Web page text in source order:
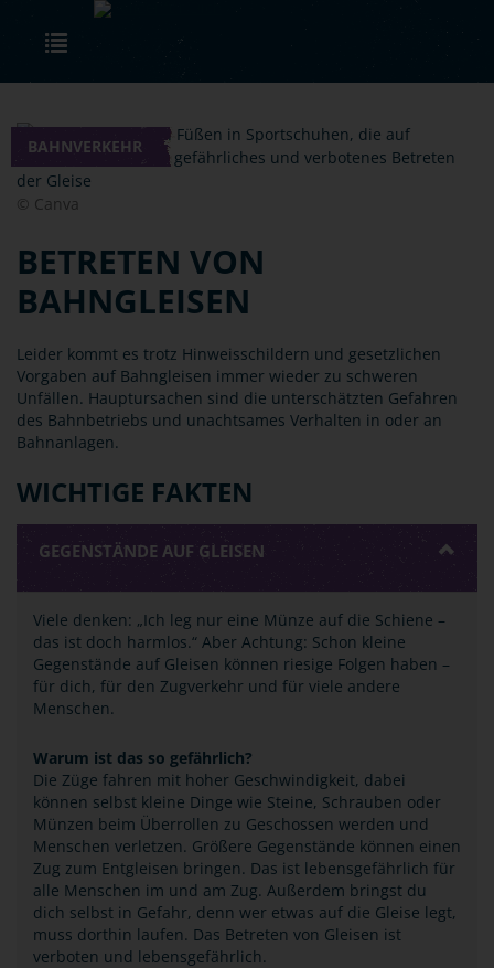
Skip to main content
BAHNVERKEHR
© Canva
BETRETEN VON
BAHNGLEISEN
Leider kommt es trotz Hinweisschildern und gesetzlichen
Vorgaben auf Bahngleisen immer wieder zu schweren
Unfällen. Hauptursachen sind die unterschätzten Gefahren
des Bahnbetriebs und unachtsames Verhalten in oder an
Bahnanlagen.
WICHTIGE FAKTEN
GEGENSTÄNDE AUF GLEISEN
Viele denken: „Ich leg nur eine Münze auf die Schiene –
das ist doch harmlos.“ Aber Achtung: Schon kleine
Gegenstände auf Gleisen können riesige Folgen haben –
für dich, für den Zugverkehr und für viele andere
Menschen.
Warum ist das so gefährlich?
Die Züge fahren mit hoher Geschwindigkeit, dabei
können selbst kleine Dinge wie Steine, Schrauben oder
Münzen beim Überrollen zu Geschossen werden und
Menschen verletzen. Größere Gegenstände können einen
Zug zum Entgleisen bringen. Das ist lebensgefährlich für
alle Menschen im und am Zug. Außerdem bringst du
dich selbst in Gefahr, denn wer etwas auf die Gleise legt,
muss dorthin laufen. Das Betreten von Gleisen ist
verboten und lebensgefährlich.